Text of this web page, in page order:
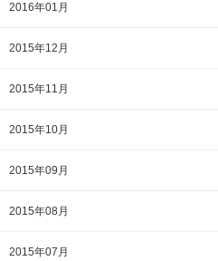
2016年01月
2015年12月
2015年11月
2015年10月
2015年09月
2015年08月
2015年07月